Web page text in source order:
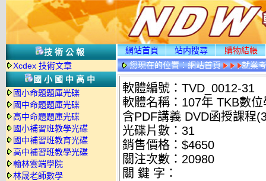
技術公報
Xcdex 技術文章
國小國中高中
國小命題題庫光碟
國中命題題庫光碟
高中命題題庫光碟
國小補習班教學光碟
國中補習班教育光碟
高中補習班教學光碟
翰林雲端學院
林晟老師數學
網站首頁 站内搜尋
購物結帳
您現在的位置：網站首頁 就業
軟體編號：TVD_0012-31
軟體名稱：107年 TKB數
含PDF講義 DVD函授課程
光碟片數：31
銷售價格：$4650
關注次數： 20980
關 鍵 字：